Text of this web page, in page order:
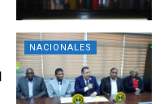
NACIONALES